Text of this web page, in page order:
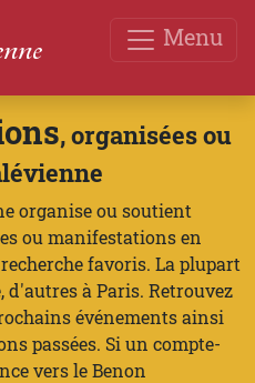
Menu
, organisées ou
organise ou soutient
ou manifestations en
favoris. La plupart
d'autres à Paris. Retrouvez
événements ainsi
passées. Si un compte-
vers le Benon